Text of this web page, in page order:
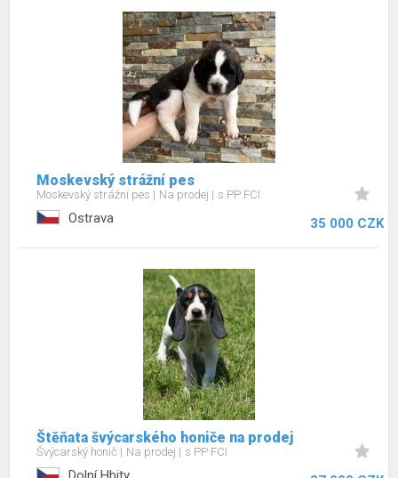
Moskevský strážní pes
Moskevský strážní pes Na prodej s PP FCI
Ostrava 35 000 CZK
Štěňata švýcarského honiče na prodej
Švýcarský honič Na prodej s PP FCI